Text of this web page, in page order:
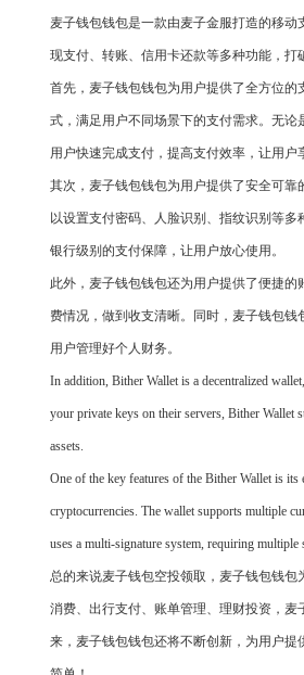
麦子钱包钱包是一款由麦子金服打造的移
现支付、转账、信用卡还款等多种功能，打
首先，麦子钱包钱包为用户提供了全方位
式，满足用户不同场景下的支付需求。无
用户快速完成支付，提高支付效率，让用户
其次，麦子钱包钱包为用户提供了安全可
以设置支付密码、人脸识别、指纹识别等
银行级别的支付保障，让用户放心使用。
此外，麦子钱包钱包还为用户提供了便捷
费情况，做到收支清晰。同时，麦子钱包
用户管理好个人财务。
In addition, Bither Wallet is a decentralized
your private keys on their servers, Bither Wallet
assets.
One of the key features of the Bither Wallet is
cryptocurrencies. The wallet supports multiple
uses a multi-signature system, requiring
总的来说麦子钱包空投领取，麦子钱包钱
消费、出行支付、账单管理、理财投资，
来，麦子钱包钱包还将不断创新，为用户